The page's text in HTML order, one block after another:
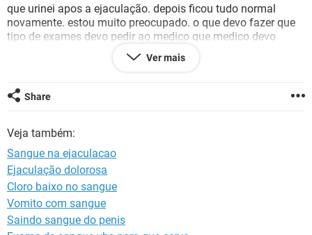
que urinei apos a ejaculação. depois ficou tudo normal
novamente. estou muito preocupado. o que devo fazer que
tipo de exames devo pedir ao medico que medico devo
procurar. E devo me preocupar tenho 32 anos sempre fui
muito saudável, sou cuidadoso com alimentação e pratico
medicação. porem entre meus 24 ate 28 anos tomei muitos
tipos de suplementos para academia. incluindo uso de pré
Ver mais
Share
Veja também:
Sangue na ejaculacao
Ejaculação dolorosa
Cloro baixo no sangue
Vomito com sangue
Saindo sangue do penis